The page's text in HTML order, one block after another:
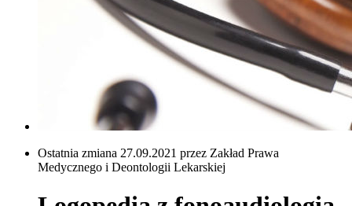
Ostatnia zmiana 27.09.2021 przez Zakład Prawa
Medycznego i Deontologii Lekarskiej